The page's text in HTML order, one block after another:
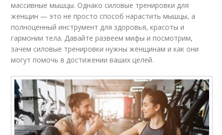
массивные мышцы. Однако силовые тренировки для
женщин — это не просто способ нарастить мышцы, а
полноценный инструмент для здоровья, красоты и
гармонии тела. Давайте развеем мифы и посмотрим,
зачем силовые тренировки нужны женщинам и как они
могут помочь в достижении ваших целей.